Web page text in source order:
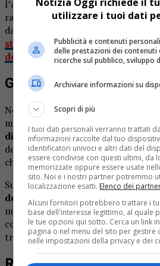
l’acqua arrivava alla vita. Secondo
ragazzo è scivolato ed è stato
dalla forza dell’acqua. Da ricordare
stato recuperato il corpo senza
dopo un bagno nel Sesiaa
Gli amici hanno
Nei primi istanti i coetanei hanno
ma l
a corrente ha reso
diretto. Dopo pochi metri il
del gruppo, che ha dato
chiedendo aiuto.
Sul postosono arrivate le
del distaccamento di Pinerolo
,
nucleo Saf, addestrati per gli
corsi d’acqua. Le operazioni si sono
tratto di Porte, tra ponte Palestro e
utilizzare i tuoi dati
Pubblicità e contenuti
delle prestazioni dei contenuti
ricerche sul pubblico, sviluppo
Archiviare informazioni su
Scopri di più
I tuoi dati personali verranno trattati
informazioni raccolte dal tuo
identificatori univoci e altri dati del
essere condivise con questi ultimi, da
memorizzate oppure essere usate
sito. Noi e i nostri partner potremmo
localizzazione esatti. Elenco dei
Alcuni fornitori potrebbero trattare i
base dell'interesse legittimo, al quale
le tue opzioni qui sotto. Cerca un link
pagina o nel menu del sito per gestire
nelle impostazioni della privacy e dei